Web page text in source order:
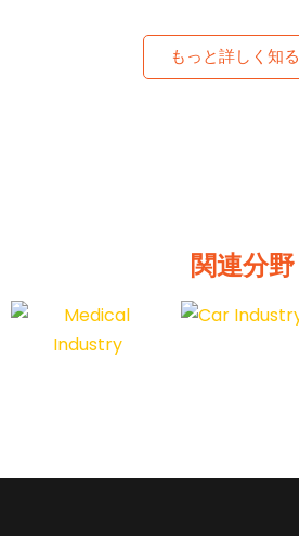
もっと詳しく知る
関連分野